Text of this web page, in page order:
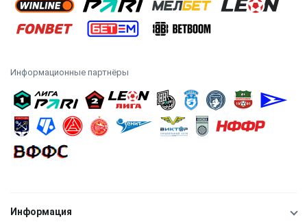
Информационные партнёры
Информация